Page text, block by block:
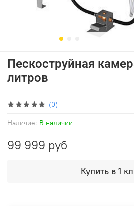
(0)
Наличие: В наличии
Пескоструйная
литров
99 999 руб
Купить в 1